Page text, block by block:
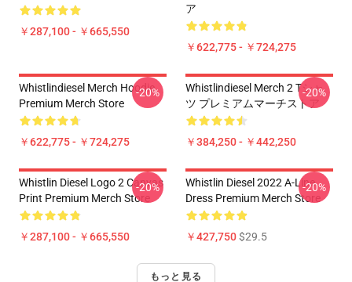
￥287,100 - ￥665,550
ア
￥622,775 - ￥724,275
Whistlindiesel Merch Hoodie
Premium Merch Store
￥622,775 - ￥724,275
-20%
Whistlindiesel Merch 2 Tシャ
ツ プレミアムマーチストア
￥384,250 - ￥442,250
-20%
Whistlin Diesel Logo 2 Canvas
Print Premium Merch Store
￥287,100 - ￥665,550
-20%
Whistlin Diesel 2022 A-Line
Dress Premium Merch Store
￥427,750$29.5
-20%
もっと見る